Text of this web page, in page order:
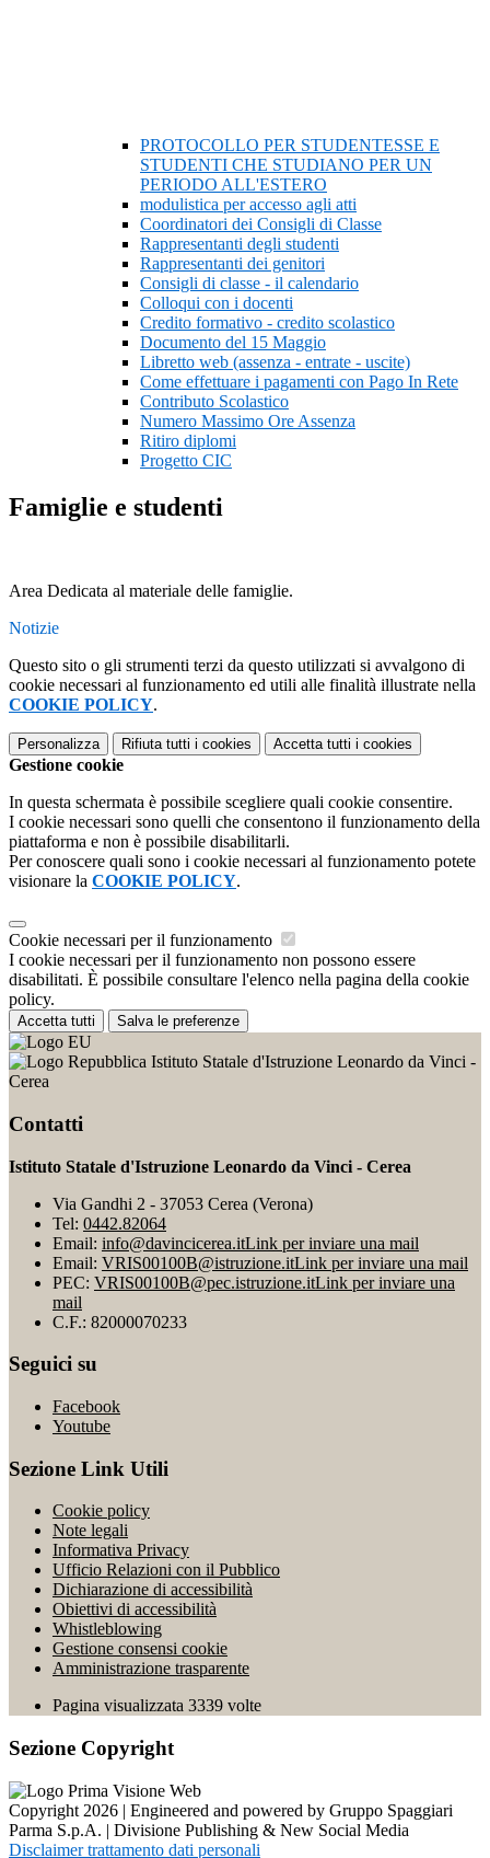
PROTOCOLLO PER STUDENTESSE E
STUDENTI CHE STUDIANO PER UN
PERIODO ALL'ESTERO
modulistica per accesso agli atti
Coordinatori dei Consigli di Classe
Rappresentanti degli studenti
Rappresentanti dei genitori
Consigli di classe - il calendario
Colloqui con i docenti
Credito formativo - credito scolastico
Documento del 15 Maggio
Libretto web (assenza - entrate - uscite)
Come effettuare i pagamenti con Pago In Rete
Contributo Scolastico
Numero Massimo Ore Assenza
Ritiro diplomi
Progetto CIC
Famiglie e studenti
Area Dedicata al materiale delle famiglie.
Notizie
Questo sito o gli strumenti terzi da questo utilizzati si avvalgono di
cookie necessari al funzionamento ed utili alle finalità illustrate nella
COOKIE POLICY.
Personalizza Rifiuta tutti i cookies Accetta tutti i cookies
Gestione cookie
In questa schermata è possibile scegliere quali cookie consentire.
I cookie necessari sono quelli che consentono il funzionamento della
piattaforma e non è possibile disabilitarli.
Per conoscere quali sono i cookie necessari al funzionamento potete
visionare la COOKIE POLICY.
Cookie necessari per il funzionamento
I cookie necessari per il funzionamento non possono essere
disabilitati. È possibile consultare l'elenco nella pagina della cookie
policy.
Accetta tutti Salva le preferenze
Istituto Statale d'Istruzione Leonardo da Vinci -
Cerea
Contatti
Istituto Statale d'Istruzione Leonardo da Vinci - Cerea
Via Gandhi 2 - 37053 Cerea (Verona)
Tel: 0442.82064
Email: info@davincicerea.itLink per inviare una mail
Email: VRIS00100B@istruzione.itLink per inviare una mail
PEC: VRIS00100B@pec.istruzione.itLink per inviare una
mail
C.F.: 82000070233
Seguici su
Facebook
Youtube
Sezione Link Utili
Cookie policy
Note legali
Informativa Privacy
Ufficio Relazioni con il Pubblico
Dichiarazione di accessibilità
Obiettivi di accessibilità
Whistleblowing
Gestione consensi cookie
Amministrazione trasparente
Pagina visualizzata 3339 volte
Sezione Copyright
Copyright 2026 | Engineered and powered by Gruppo Spaggiari
Parma S.p.A. | Divisione Publishing & New Social Media
Disclaimer trattamento dati personali